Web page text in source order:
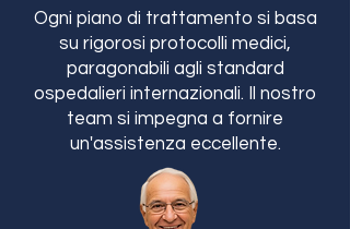
Ogni piano di trattamento si basa
su rigorosi protocolli medici,
paragonabili agli standard
ospedalieri internazionali. Il nostro
team si impegna a fornire
un'assistenza eccellente.